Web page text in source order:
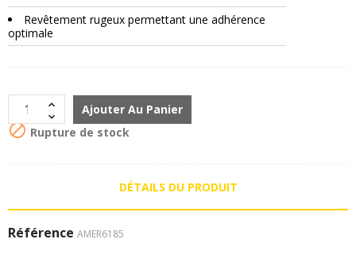
Revêtement rugeux permettant une adhérence
optimale
Ajouter Au Panier
 Rupture de stock
DÉTAILS DU PRODUIT
Référence AMER6185